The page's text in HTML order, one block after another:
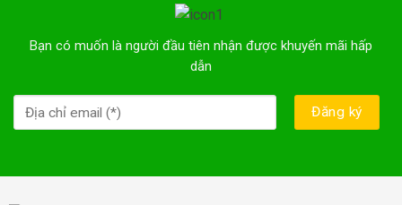
Bạn có muốn là người đầu tiên nhận được khuyến mãi hấp
dẫn